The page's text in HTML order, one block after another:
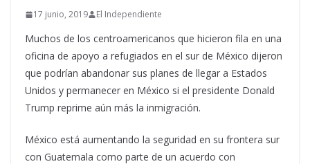
17 junio, 2019 El Independiente
Muchos de los centroamericanos que hicieron fila en una
oficina de apoyo a refugiados en el sur de México dijeron
que podrían abandonar sus planes de llegar a Estados
Unidos y permanecer en México si el presidente Donald
Trump reprime aún más la inmigración.
México está aumentando la seguridad en su frontera sur
con Guatemala como parte de un acuerdo con